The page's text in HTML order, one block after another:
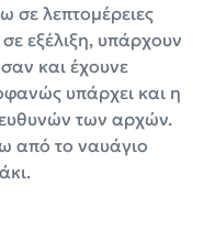
σε λεπτομέρειες
εξέλιξη, υπάρχουν
και έχουνε
υπάρχει και η
των αρχών.
από το ναυάγιο